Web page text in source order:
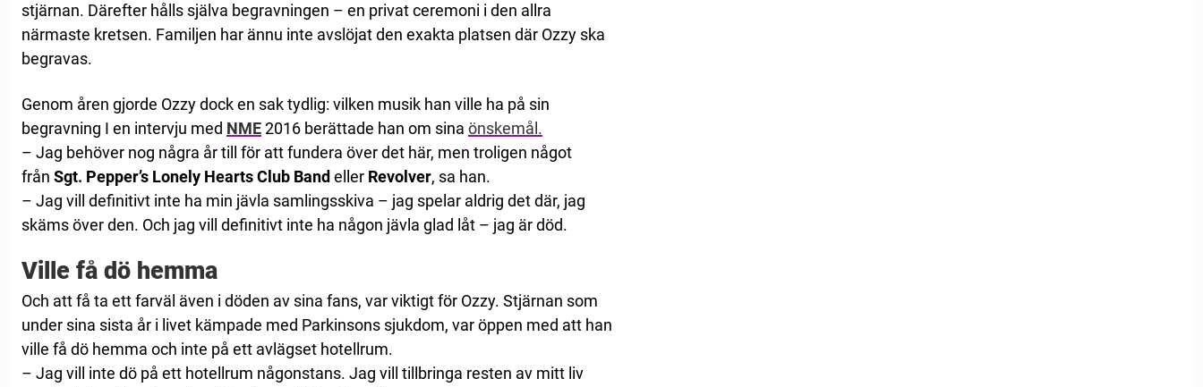
stjärnan. Därefter hålls själva begravningen – en privat ceremoni i den allra
närmaste kretsen. Familjen har ännu inte avslöjat den exakta platsen där Ozzy ska
begravas.
Genom åren gjorde Ozzy dock en sak tydlig: vilken musik han ville ha på sin
begravning I en intervju med NME2016 berättade han om sina önskemål.
– Jag behöver nog några år till för att fundera över det här, men troligen något
från Sgt. Pepper’s Lonely Hearts Club Band eller Revolver, sa han.
– Jag vill definitivt inte ha min jävla samlingsskiva – jag spelar aldrig det där, jag
skäms över den. Och jag vill definitivt inte ha någon jävla glad låt – jag är död.
Ville få dö hemma
Och att få ta ett farväl även i döden av sina fans, var viktigt för Ozzy. Stjärnan som
under sina sista år i livet kämpade med Parkinsons sjukdom, var öppen med att han
ville få dö hemma och inte på ett avlägset hotellrum.
– Jag vill inte dö på ett hotellrum någonstans. Jag vill tillbringa resten av mitt liv